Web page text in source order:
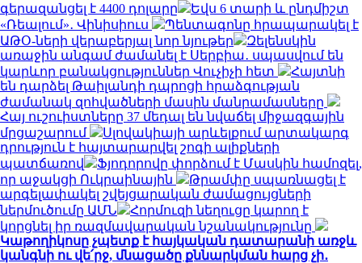
գերազանցել է 4400 դոլարը
Եվս 6 տարի և ընդմիշտ
«Ռեալում»․ Վինիսիուս
Պենտագոնը հրապարակել է
ԱԹՕ-ների վերաբերյալ նոր նյութեր
Զելենսկին
առաջին անգամ ժամանել է Սերբիա․ սպասվում են
կարևոր բանակցություններ Վուչիչի հետ
Հայտնի
են դարձել Թաիլանդի դպրոցի հրաձգության
ժամանակ զոհվածների մասին մանրամասները
Հայ ուշուիստները 37 մեդալ են նվաճել միջազգային
մրցաշարում
Սլովակիայի արևելքում արտակարգ
դրություն է հայտարարվել շոգի ալիքների
պատճառով
Ֆյոդորովը փորձում է Մասկին համոզել,
որ աջակցի Ուկրաինային
Թրամփը սպառնացել է
արգելափակել շվեյցարական ժամացույցների
ներմուծումը ԱՄՆ
Հորմուզի նեղուցը կարող է
կորցնել իր ռազմավարական նշանակությունը
Կաթողիկոսը չպետք է հայկական դատարանի առջև
կանգնի ու վե՛րջ, մնացածը քննարկման հարց չի․